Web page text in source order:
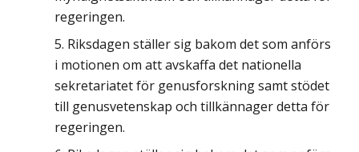
regeringen.
Riksdagen ställer sig bakom det som anförs
i motionen om att avskaffa det nationella
sekretariatet för genusforskning samt stödet
till genusvetenskap och tillkännager detta för
regeringen.